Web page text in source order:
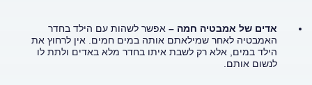
אדים של אמבטיה חמה – אפשר לשהות עם הילד בחדר
האמבטיה לאחר שמילאתם אותה במים חמים. אין לרחוץ את
הילד במים, אלא רק לשבת איתו בחדר מלא באדים ולתת לו
לנשום אותם.